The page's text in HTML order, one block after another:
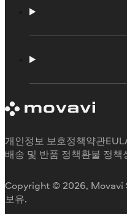
Mac 제품
학습 포털
체험판 제한 사항
환불
후기
Movavi를 선택하는
업무용
Copyright © 2026, Movavi
보유.
개인정보 보호정책약관
배송 및 반품 정책환불 정책